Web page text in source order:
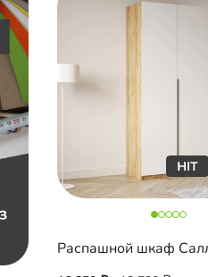
Распашной шкаф